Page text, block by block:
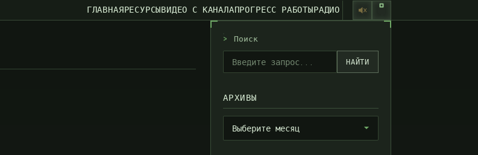
ГЛАВНАЯРЕСУРСЫВИДЕО С КАНАЛАПРОГРЕСС РАБОТЫРАДИО
> Поиск
НАЙТИ
АРХИВЫ
Архивы
Выберите месяц